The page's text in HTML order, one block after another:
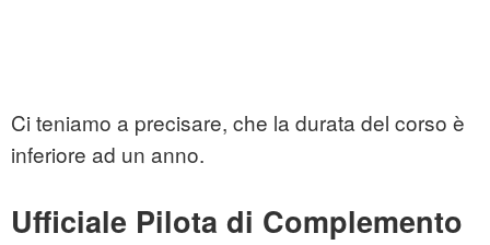
Ci teniamo a precisare, che la durata del corso è
inferiore ad un anno.
Ufficiale Pilota di Complemento